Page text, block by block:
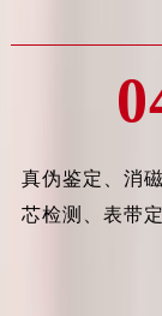
真伪鉴定、消
芯检测、表带